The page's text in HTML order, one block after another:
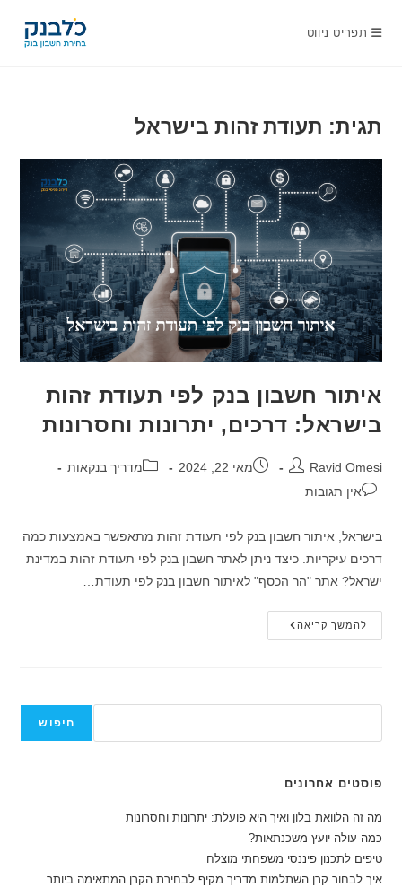
תפריט ניווט
תגית: תעודת זהות בישראל
איתור חשבון בנק לפי תעודת זהות
בישראל: דרכים, יתרונות וחסרונות
מחבר:
Ravid Omesi פורסם:
מאי 22, 2024 קטגוריה:
מדריך בנקאות
תגובות:אין תגובות
בישראל, איתור חשבון בנק לפי תעודת זהות מתאפשר באמצעות כמה
דרכים עיקריות. כיצד ניתן לאתר חשבון בנק לפי תעודת זהות במדינת
ישראל? אתר "הר הכסף" לאיתור חשבון בנק לפי תעודת…
להמשך קריאהאיתור
חשבון
בישראל:
וחסרונות
חיפוש
פוסטים אחרונים
מה זה הלוואת בלון ואיך היא פועלת: יתרונות וחסרונות
כמה עולה יועץ משכנתאות?
טיפים לתכנון פיננסי משפחתי מוצלח
איך לבחור קרן השתלמות מדריך מקיף לבחירת הקרן המתאימה ביותר